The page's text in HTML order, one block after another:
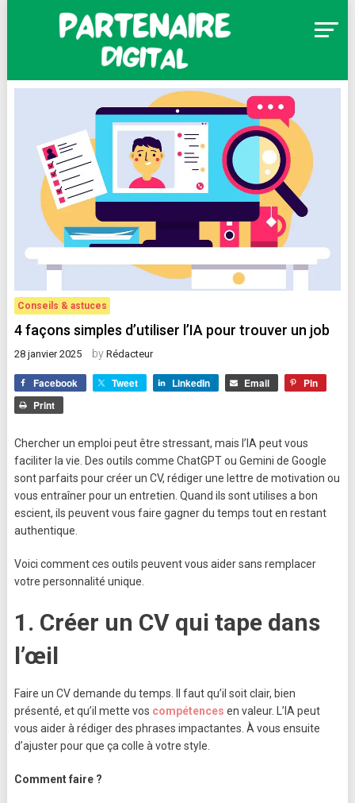
Partenaire Digital
Conseils & astuces
4 façons simples d’utiliser l’IA pour trouver un job
28 janvier 2025 by Rédacteur
Facebook Tweet LinkedIn Email
Pin
Print
Chercher un emploi peut être stressant, mais l’IA peut vous
faciliter la vie. Des outils comme ChatGPT ou Gemini de Google
sont parfaits pour créer un CV, rédiger une lettre de motivation ou
vous entraîner pour un entretien. Quand ils sont utilises a bon
escient, ils peuvent vous faire gagner du temps tout en restant
authentique.
Voici comment ces outils peuvent vous aider sans remplacer
votre personnalité unique.
1. Créer un CV qui tape dans
l’œil
Faire un CV demande du temps. Il faut qu’il soit clair, bien
présenté, et qu’il mette vos compétences en valeur. L’IA peut
vous aider à rédiger des phrases impactantes. À vous ensuite
d’ajuster pour que ça colle à votre style.
Comment faire ?